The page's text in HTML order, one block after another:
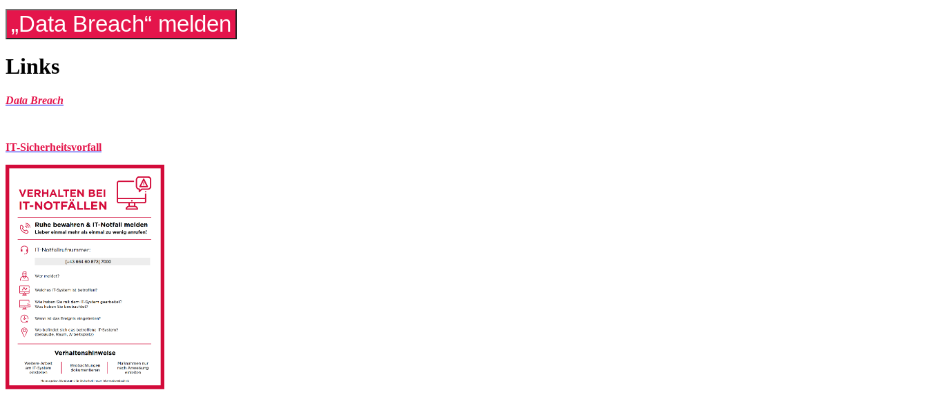
Links
Data Breach
IT-Sicherheitsvorfall